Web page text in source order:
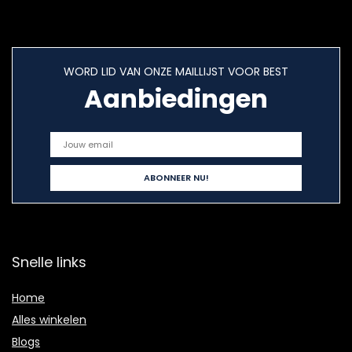
WORD LID VAN ONZE MAILLIJST VOOR BEST
Aanbiedingen
Snelle links
Home
Alles winkelen
Blogs